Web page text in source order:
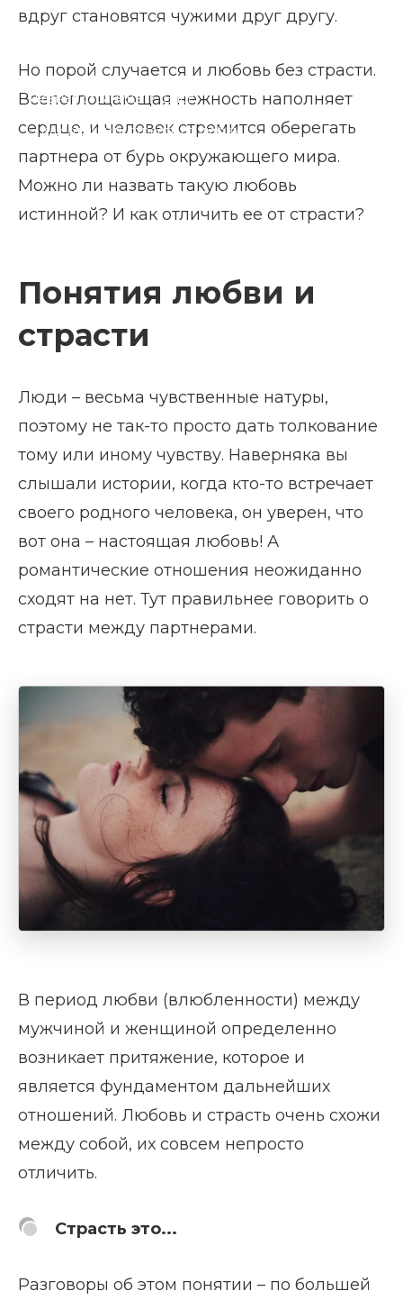
Главная страница
Блог
Как отличить страсть от любви
вдруг становятся чужими друг другу.
Но порой случается и любовь без страсти.
Всепоглощающая нежность наполняет
сердце, и человек стремится оберегать
партнера от бурь окружающего мира.
Можно ли назвать такую любовь
истинной? И как отличить ее от страсти?
Понятия любви и
страсти
Люди – весьма чувственные натуры,
поэтому не так-то просто дать толкование
тому или иному чувству. Наверняка вы
слышали истории, когда кто-то встречает
своего родного человека, он уверен, что
вот она – настоящая любовь! А
романтические отношения неожиданно
сходят на нет. Тут правильнее говорить о
страсти между партнерами.
В период любви (влюбленности) между
мужчиной и женщиной определенно
возникает притяжение, которое и
является фундаментом дальнейших
отношений. Любовь и страсть очень схожи
между собой, их совсем непросто
отличить.
Страсть это...
Разговоры об этом понятии – по большей